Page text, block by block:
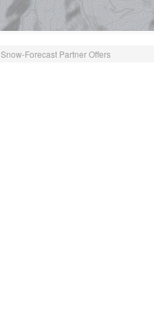
Snow-Forecast Partner Offers